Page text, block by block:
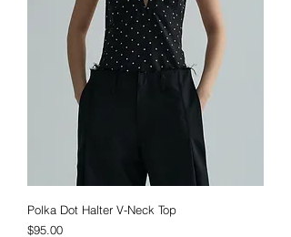
Polka Dot Halter V-Neck Top
価格
$95.00